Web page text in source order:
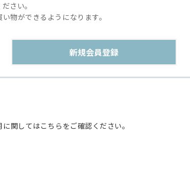
さい。
物ができるようになります。
関してはこちらをご確認ください。